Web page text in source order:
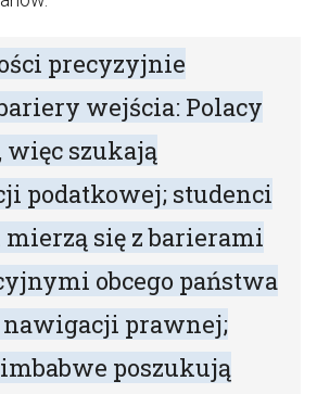
precyzyjnie
wejścia: Polacy
więc szukają
podatkowej; studenci
mierzą się z barierami
obcego państwa
nawigacji prawnej;
poszukują